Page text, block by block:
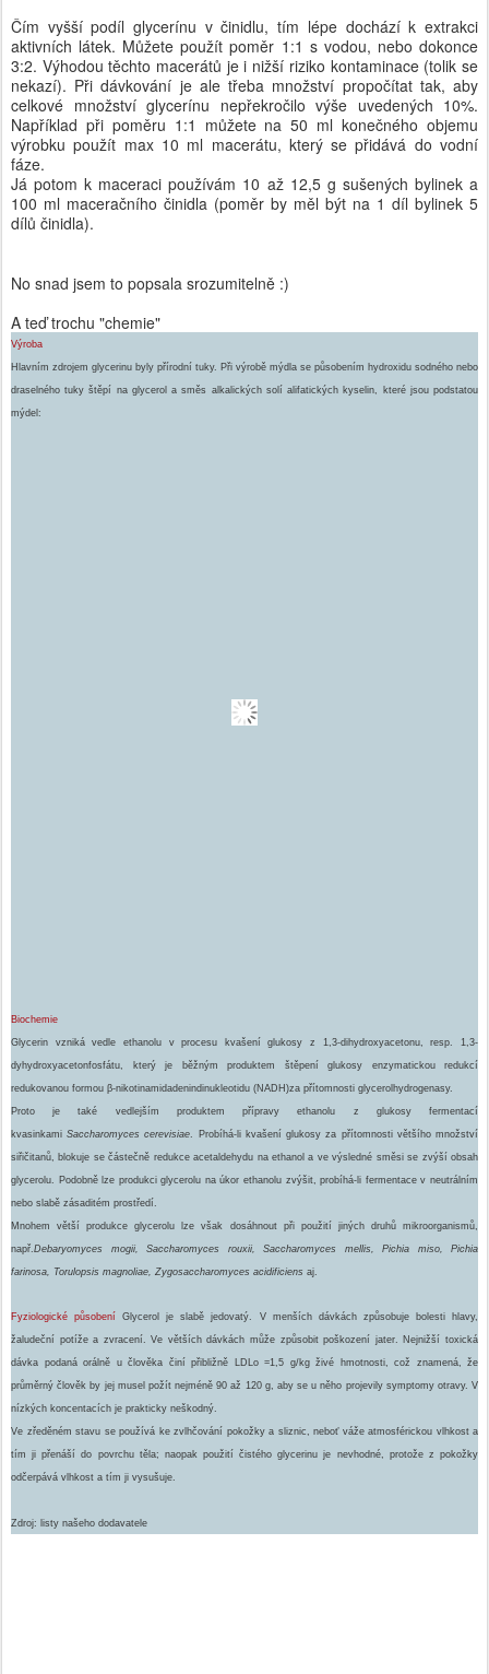
Čím vyšší podíl glycerínu v činidlu, tím lépe dochází k extrakci
aktivních látek. Můžete použít poměr 1:1 s vodou, nebo dokonce
3:2. Výhodou těchto macerátů je i nižší riziko kontaminace (tolik se
nekazí). Při dávkování je ale třeba množství propočítat tak, aby
celkové množství glycerínu nepřekročilo výše uvedených 10%.
Například při poměru 1:1 můžete na 50 ml konečného objemu
výrobku použít max 10 ml macerátu, který se přidává do vodní
fáze.
Já potom k maceraci používám 10 až 12,5 g sušených bylinek a
100 ml maceračního činidla (poměr by měl být na 1 díl bylinek 5
dílů činidla).
No snad jsem to popsala srozumitelně :)
A teď trochu "chemie"
Výroba
Hlavním zdrojem glycerinu byly přírodní tuky. Při výrobě mýdla se působením hydroxidu sodného nebo
draselného tuky štěpí na glycerol a směs alkalických solí alifatických kyselin, které jsou podstatou
mýdel:
Biochemie
Glycerin vzniká vedle ethanolu v procesu kvašení glukosy z 1,3-dihydroxyacetonu, resp. 1,3-
dyhydroxyacetonfosfátu, který je běžným produktem štěpení glukosy enzymatickou redukcí
redukovanou formou β-nikotinamidadenindinukleotidu (NADH)za přítomnosti glycerolhydrogenasy.
Proto je také vedlejším produktem přípravy ethanolu z glukosy fermentací
kvasinkamiSaccharomyces cerevisiae. Probíhá-li kvašení glukosy za přítomnosti většího množství
siřičitanů, blokuje se částečně redukce acetaldehydu na ethanol a ve výsledné směsi se zvýší obsah
glycerolu. Podobně lze produkci glycerolu na úkor ethanolu zvýšit, probíhá-li fermentace v neutrálním
nebo slabě zásaditém prostředí.
Mnohem větší produkce glycerolu lze však dosáhnout při použití jiných druhů mikroorganismů,
např.Debaryomyces mogii, Saccharomyces rouxii, Saccharomyces mellis, Pichia miso, Pichia
farinosa, Torulopsis magnoliae, Zygosaccharomyces acidificiens aj.
Fyziologické působeníGlycerol je slabě jedovatý. V menších dávkách způsobuje bolesti hlavy,
žaludeční potíže a zvracení. Ve větších dávkách může způsobit poškození jater. Nejnižší toxická
dávka podaná orálně u člověka činí přibližně LDLo =1,5 g/kg živé hmotnosti, což znamená, že
průměrný člověk by jej musel požít nejméně 90 až 120 g, aby se u něho projevily symptomy otravy. V
nízkých koncentacích je prakticky neškodný.
Ve zředěném stavu se používá ke zvlhčování pokožky a sliznic, neboť váže atmosférickou vlhkost a
tím ji přenáší do povrchu těla; naopak použití čistého glycerinu je nevhodné, protože z pokožky
odčerpává vlhkost a tím ji vysušuje.
Zdroj: listy našeho dodavatele